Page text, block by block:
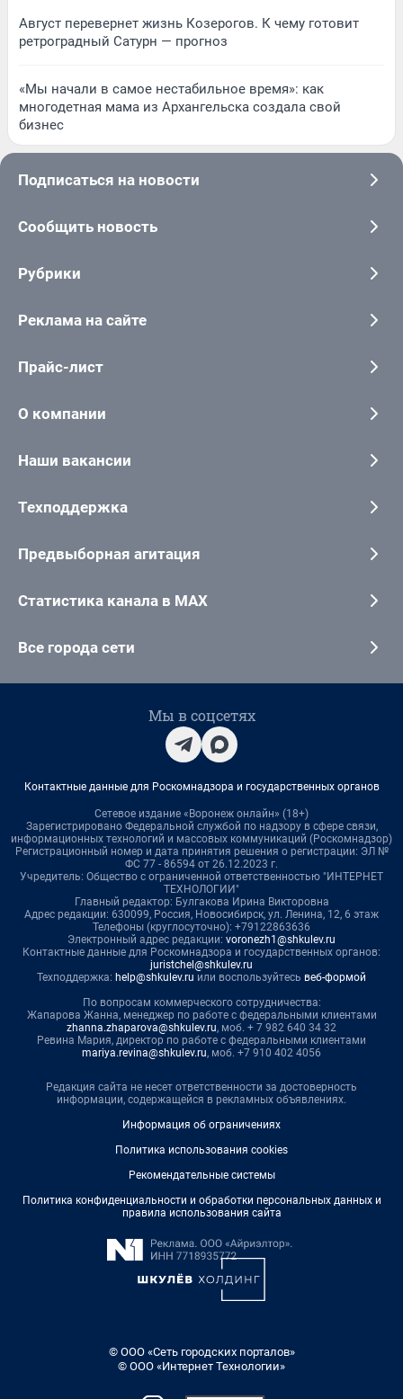
Август перевернет жизнь Козерогов. К чему готовит
ретроградный Сатурн — прогноз
«Мы начали в самое нестабильное время»: как
многодетная мама из Архангельска создала свой
бизнес
Подписаться на новости
Сообщить новость
Рубрики
Реклама на сайте
Прайс-лист
О компании
Наши вакансии
Техподдержка
Предвыборная агитация
Статистика канала в MAX
Все города сети
Мы в соцсетях
Контактные данные для Роскомнадзора и государственных органов
Сетевое издание «Воронеж онлайн» (18+)
Зарегистрировано Федеральной службой по надзору в сфере связи,
информационных технологий и массовых коммуникаций (Роскомнадзор)
Регистрационный номер и дата принятия решения о регистрации: ЭЛ №
ФС 77 - 86594 от 26.12.2023 г.
Учредитель: Общество с ограниченной ответственностью "ИНТЕРНЕТ
ТЕХНОЛОГИИ"
Главный редактор: Булгакова Ирина Викторовна
Адрес редакции: 630099, Россия, Новосибирск, ул. Ленина, 12, 6 этаж
Телефоны (круглосуточно): +79122863636
Электронный адрес редакции: voronezh1@shkulev.ru
Контактные данные для Роскомнадзора и государственных органов:
juristchel@shkulev.ru
Техподдержка: help@shkulev.ru или воспользуйтесь веб-формой
По вопросам коммерческого сотрудничества:
Жапарова Жанна, менеджер по работе с федеральными клиентами
zhanna.zhaparova@shkulev.ru, моб. + 7 982 640 34 32
Ревина Мария, директор по работе с федеральными клиентами
mariya.revina@shkulev.ru, моб. +7 910 402 4056
Редакция сайта не несет ответственности за достоверность
информации, содержащейся в рекламных объявлениях.
Информация об ограничениях
Политика использования cookies
Рекомендательные системы
Политика конфиденциальности и обработки персональных данных и
правила использования сайта
© ООО «Сеть городских порталов»
© ООО «Интернет Технологии»